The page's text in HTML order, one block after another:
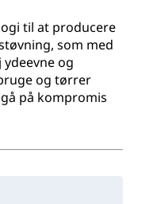
til at producere
som med
og
og tørrer
på kompromis